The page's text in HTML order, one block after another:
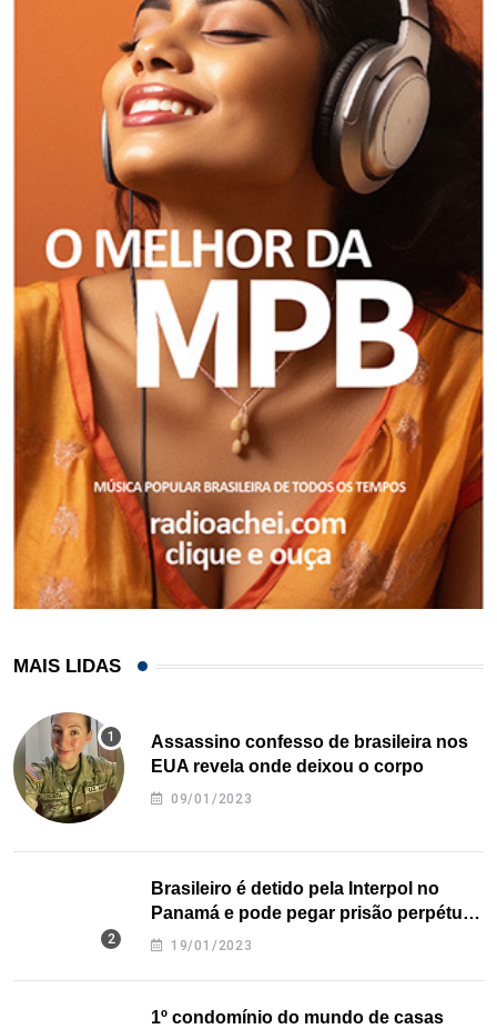
MAIS LIDAS
Assassino confesso de brasileira nos
EUA revela onde deixou o corpo
09/01/2023
Brasileiro é detido pela Interpol no
Panamá e pode pegar prisão perpétua
nos EUA
19/01/2023
1º condomínio do mundo de casas